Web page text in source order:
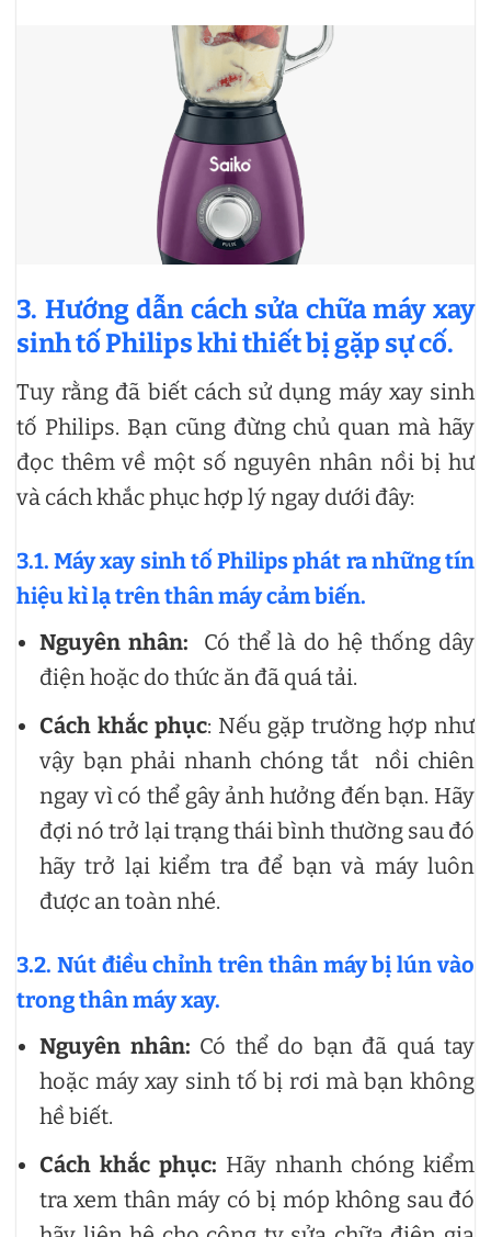
3. Hướng dẫn cách sửa chữa máy xay
sinh tố Philips khi thiết bị gặp sự cố.
Tuy rằng đã biết cách sử dụng máy xay sinh
tố Philips. Bạn cũng đừng chủ quan mà hãy
đọc thêm về một số nguyên nhân nồi bị hư
và cách khắc phục hợp lý ngay dưới đây:
3.1. Máy xay sinh tố Philips phát ra những tín
hiệu kì lạ trên thân máy cảm biến.
Nguyên nhân:
Có thể là do hệ thống dây
điện hoặc do thức ăn đã quá tải.
Cách khắc phục: Nếu gặp trường hợp như
vậy bạn phải nhanh chóng tắt nồi chiên
ngay vì có thể gây ảnh hưởng đến bạn. Hãy
đợi nó trở lại trạng thái bình thường sau đó
hãy trở lại kiểm tra để bạn và máy luôn
được an toàn nhé.
3.2. Nút điều chỉnh trên thân máy bị lún vào
trong thân máy xay.
Nguyên nhân: Có thể do bạn đã quá tay
hoặc máy xay sinh tố bị rơi mà bạn không
hề biết.
Cách khắc phục: Hãy nhanh chóng kiểm
tra xem thân máy có bị móp không sau đó